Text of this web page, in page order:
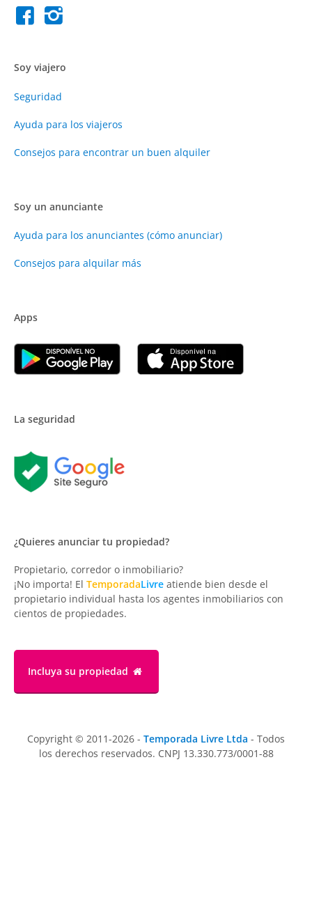
Soy viajero
Seguridad
Ayuda para los viajeros
Consejos para encontrar un buen alquiler
Soy un anunciante
Ayuda para los anunciantes (cómo anunciar)
Consejos para alquilar más
Apps
La seguridad
¿Quieres anunciar tu propiedad?
Propietario, corredor o inmobiliario?
¡No importa! El TemporadaLivre atiende bien desde el
propietario individual hasta los agentes inmobiliarios con
cientos de propiedades.
Incluya su propiedad
Copyright © 2011-2026 - Temporada Livre Ltda - Todos
los derechos reservados. CNPJ 13.330.773/0001-88